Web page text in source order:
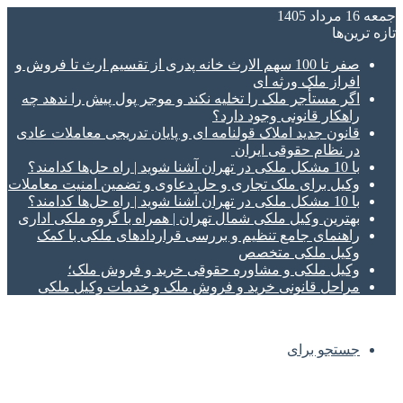
جمعه 16 مرداد 1405
تازه‌ ترین‌ها
صفر تا 100 سهم الارث خانه پدری از تقسیم ارث تا فروش و
افراز ملک ورثه ای
اگر مستأجر ملک را تخلیه نکند و موجر پول پیش را ندهد چه
راهکار قانونی وجود دارد؟
قانون جدید املاک قولنامه ای و پایان تدریجی معاملات عادی
در نظام حقوقی ایران
با 10 مشکل ملکی در تهران آشنا شوید | راه حل‌ها کدامند؟
وکیل برای ملک تجاری و حل دعاوی و تضمین امنیت معاملات
با 10 مشکل ملکی در تهران آشنا شوید | راه حل‌ها کدامند؟
بهترین وکیل ملکی شمال تهران | همراه با گروه ملکی اداری
راهنمای جامع تنظیم و بررسی قراردادهای ملکی با کمک
وکیل ملکی متخصص
وکیل ملکی و مشاوره حقوقی خرید و فروش ملک؛
مراحل قانونی خرید و فروش ملک و خدمات وکیل ملکی
جستجو برای